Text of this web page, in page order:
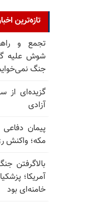
تازه‌ترین
تجمع و
شوش علیه
جنگ
گزیده‌ای از
آزادی
پیمان
مکه؛ واکنش
بالا‌گرفتن
آمریکا؛
خامنه‌ای بود